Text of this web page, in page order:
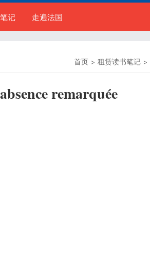
记 走遍法国
首页 > 租赁读书笔记 >
remarquée